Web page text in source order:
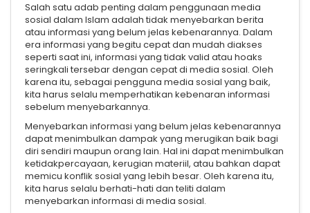
Salah satu adab penting dalam penggunaan media
sosial dalam Islam adalah tidak menyebarkan berita
atau informasi yang belum jelas kebenarannya. Dalam
era informasi yang begitu cepat dan mudah diakses
seperti saat ini, informasi yang tidak valid atau hoaks
seringkali tersebar dengan cepat di media sosial. Oleh
karena itu, sebagai pengguna media sosial yang baik,
kita harus selalu memperhatikan kebenaran informasi
sebelum menyebarkannya.
Menyebarkan informasi yang belum jelas kebenarannya
dapat menimbulkan dampak yang merugikan baik bagi
diri sendiri maupun orang lain. Hal ini dapat menimbulkan
ketidakpercayaan, kerugian materiil, atau bahkan dapat
memicu konflik sosial yang lebih besar. Oleh karena itu,
kita harus selalu berhati-hati dan teliti dalam
menyebarkan informasi di media sosial.